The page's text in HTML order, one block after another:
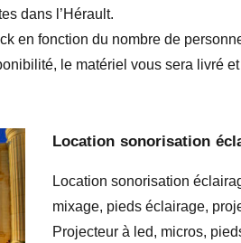
dans l’Hérault.
en fonction du nombre de
le matériel vous sera livré
Location sonorisation
Location sonorisation
mixage, pieds éclairage,
Projecteur à led, micros,